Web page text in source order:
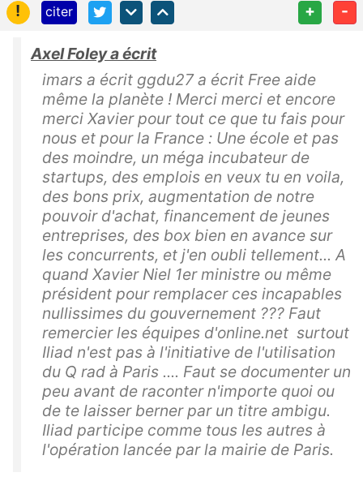
!
citer + -
Axel Foley a écrit
imars a écrit ggdu27 a écrit Free aide
même la planète ! Merci merci et encore
merci Xavier pour tout ce que tu fais pour
nous et pour la France : Une école et pas
des moindre, un méga incubateur de
startups, des emplois en veux tu en voila,
des bons prix, augmentation de notre
pouvoir d'achat, financement de jeunes
entreprises, des box bien en avance sur
les concurrents, et j'en oubli tellement... A
quand Xavier Niel 1er ministre ou même
président pour remplacer ces incapables
nullissimes du gouvernement ??? Faut
remercier les équipes d'online.net surtout
Iliad n'est pas à l'initiative de l'utilisation
du Q rad à Paris .... Faut se documenter un
peu avant de raconter n'importe quoi ou
de te laisser berner par un titre ambigu.
Iliad participe comme tous les autres à
l'opération lancée par la mairie de Paris.